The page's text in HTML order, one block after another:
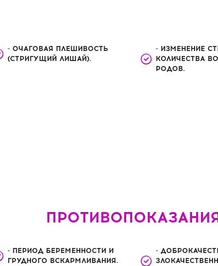
- ОЧАГОВАЯ ПЛЕШИВОСТЬ
(СТРИГУЩИЙ ЛИШАЙ).
- ИЗМЕНЕНИЕ
КОЛИЧЕСТВА
РОДОВ.
- ПЕРИОД БЕРЕМЕННОСТИ И
ГРУДНОГО ВСКАРМЛИВАНИЯ.
-